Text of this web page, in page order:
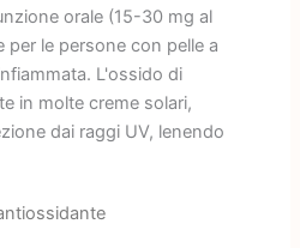
orale (15-30 mg al
per le persone con pelle a
L'ossido di
in molte creme solari,
dai raggi UV, lenendo